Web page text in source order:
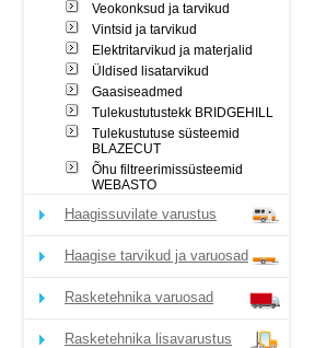
Veokonksud ja tarvikud
Vintsid ja tarvikud
Elektritarvikud ja materjalid
Üldised lisatarvikud
Gaasiseadmed
Tulekustutustekk BRIDGEHILL
Tulekustutuse süsteemid
BLAZECUT
Õhu filtreerimissüsteemid
WEBASTO
Haagissuvilate varustus
Haagise tarvikud ja varuosad
Rasketehnika varuosad
Rasketehnika lisavarustus